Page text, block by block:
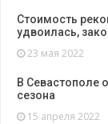
Стоимость
удвоилась,
23 мая 2022
В Севастополе
сезона
15 апреля 2022